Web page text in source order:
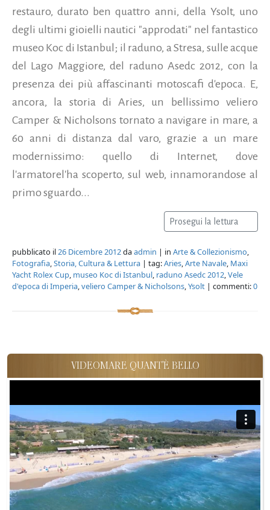
restauro, durato ben quattro anni, della Ysolt, uno
degli ultimi gioielli nautici "approdati" nel fantastico
museo Koc di Istanbul; il raduno, a Stresa, sulle acque
del Lago Maggiore, del raduno Asedc 2012, con la
presenza dei più affascinanti motoscafi d'epoca. E,
ancora, la storia di Aries, un bellissimo veliero
Camper & Nicholsons tornato a navigare in mare, a
60 anni di distanza dal varo, grazie a un mare
modernissimo: quello di Internet, dove
l'armatorel'ha scoperto, sul web, innamorandose al
primo sguardo...
Prosegui la lettura
pubblicato il26 Dicembre 2012daadmin | in Arte & Collezionismo,
Fotografia,Storia, Cultura & Lettura | tag:Aries,Arte Navale, Maxi
Yacht Rolex Cup, museo Koc di Istanbul, raduno Asedc 2012,Vele
d'epoca di Imperia,veliero Camper & Nicholsons,Ysolt | commenti:0
VIDEOMARE QUANT'È BELLO